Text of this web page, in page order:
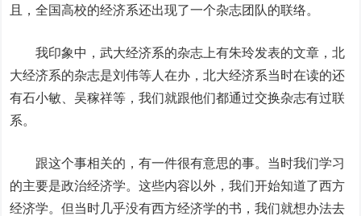
且，全国高校的经济系还出现了一个杂志团队的联络。
我印象中，武大经济系的杂志上有朱玲发表的文章，北
大经济系的杂志是刘伟等人在办，北大经济系当时在读的还
有石小敏、吴稼祥等，我们就跟他们都通过交换杂志有过联
系。
跟这个事相关的，有一件很有意思的事。当时我们学习
的主要是政治经济学。这些内容以外，我们开始知道了西方
经济学。但当时几乎没有西方经济学的书，我们就想办法去